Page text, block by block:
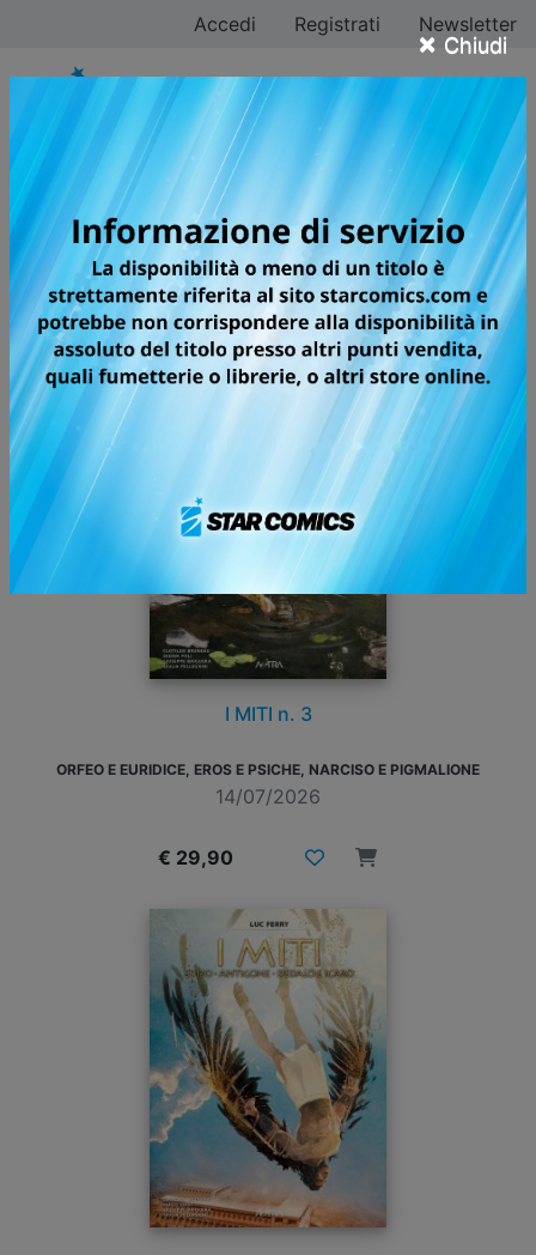
× Chiudi
Accedi Registrati Newsletter
Tutti i fumetti della
categoria Bande
Dessinée
I MITI n. 3
ORFEO E EURIDICE, EROS E PSICHE, NARCISO E PIGMALIONE
14/07/2026
€ 29,90